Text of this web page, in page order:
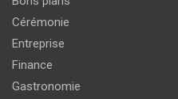
Cérémonie
Entreprise
Finance
Gastronomie